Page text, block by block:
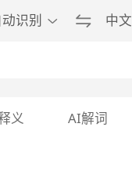
动识别 中文
义 AI解词